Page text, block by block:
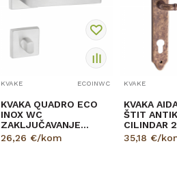
KVAKE ECOINWC
KVAKA QUADRO ECO
INOX WC
ZAKLJUČAVANJE
30556
26,26 €/kom
KVAKE
KVAKA
ŠTIT
CILINDAR
35,18 €/